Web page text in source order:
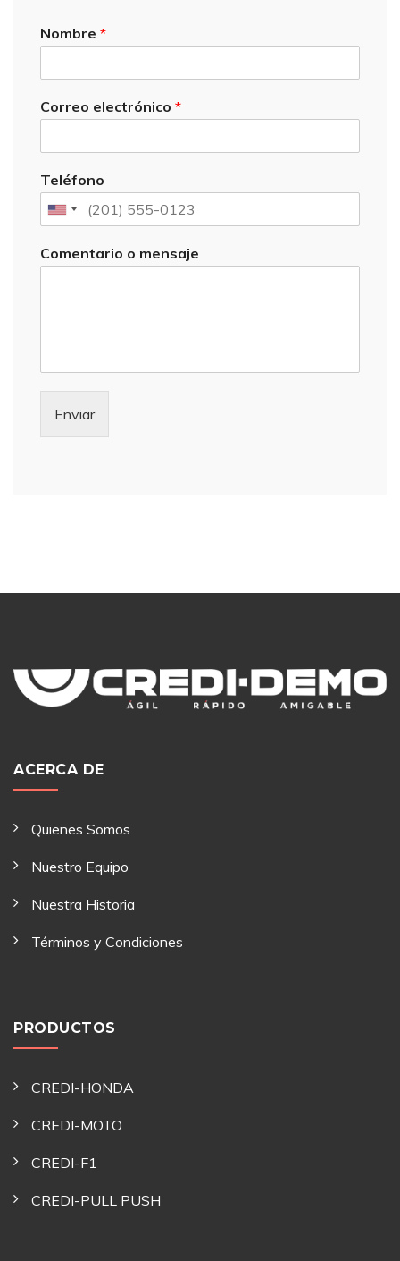
Nombre *
Correo electrónico *
Teléfono
Comentario o mensaje
Enviar
ACERCA DE
Quienes Somos
Nuestro Equipo
Nuestra Historia
Términos y Condiciones
PRODUCTOS
CREDI-HONDA
CREDI-MOTO
CREDI-F1
CREDI-PULL PUSH